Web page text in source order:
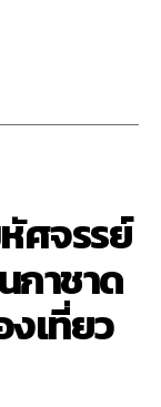
ศจรรย์
กาชาด
งเที่ยว